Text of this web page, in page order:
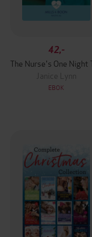
42,-
Janice Lynn
EBOK